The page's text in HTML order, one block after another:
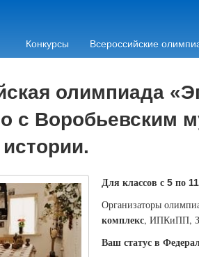
Конкурсы Всероссийские
олимпиада
с Воробьевским
Для классов с 5по 11
Организаторы
комплекс, ИПКиПП,
Ваш статус в